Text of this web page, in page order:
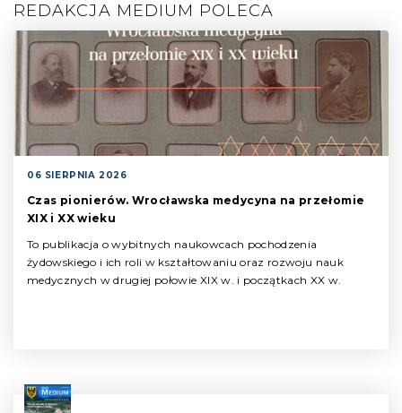
REDAKCJA MEDIUM POLECA
06 SIERPNIA 2026
Czas pionierów. Wrocławska medycyna na przełomie
XIX i XX wieku
To publikacja o wybitnych naukowcach pochodzenia
żydowskiego i ich roli w kształtowaniu oraz rozwoju nauk
medycznych w drugiej połowie XIX w. i początkach XX w.